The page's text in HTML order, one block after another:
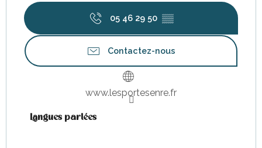
05 46 29 50 ▒▒
Contactez-nous
www.lesportesenre.fr
Langues parlées
Langues parlées